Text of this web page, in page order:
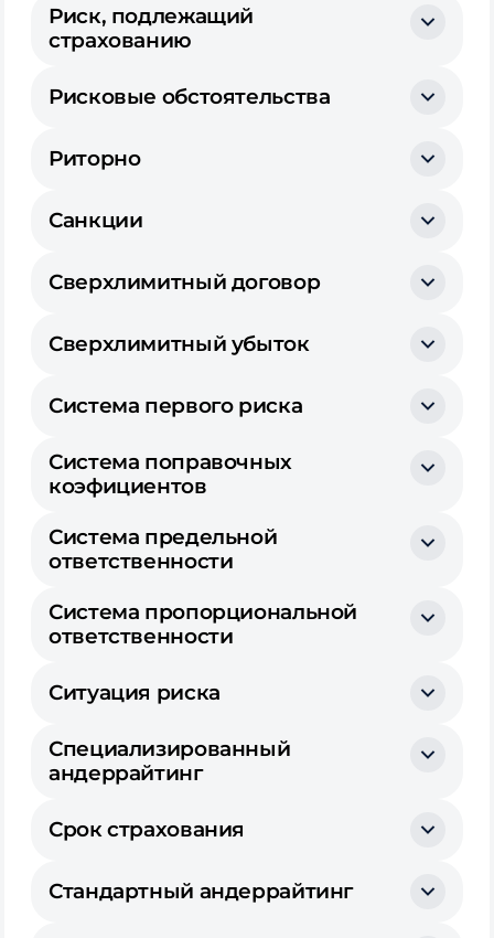
Риск, подлежащий
страхованию
Рисковые обстоятельства
Риторно
Санкции
Сверхлимитный договор
Сверхлимитный убыток
Система первого риска
Система поправочных
коэфициентов
Система предельной
ответственности
Система пропорциональной
ответственности
Ситуация риска
Специализированный
андеррайтинг
Срок страхования
Стандартный андеррайтинг